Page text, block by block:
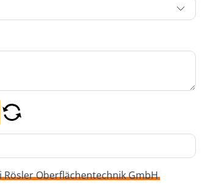
Oberflächentechnik GmbH